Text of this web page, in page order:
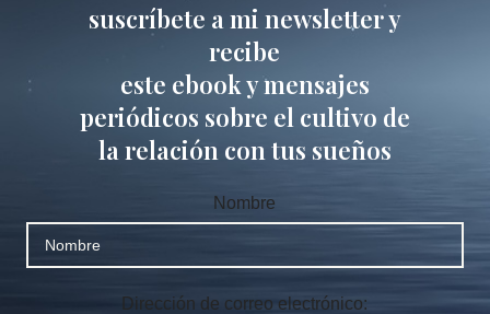
suscríbete a mi newsletter y
recibe
este ebook y mensajes
periódicos sobre el cultivo de
la relación con tus sueños
Nombre
Dirección de correo electrónico: